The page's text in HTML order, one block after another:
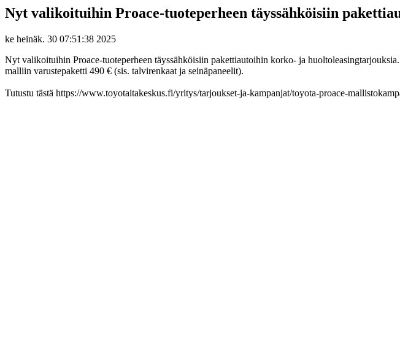
Nyt valikoituihin Proace-tuoteperheen täyssähköisiin
ke heinäk. 30 07:51:38 2025
Nyt valikoituihin Proace-tuoteperheen täyssähköisiin pakettiautoihin korko- ja
malliin varustepaketti 490 € (sis. talvirenkaat ja seinäpaneelit).
Tutustu tästä https://www.toyotaitakeskus.fi/yritys/tarjoukset-ja-kampanjat/toyota-proace-